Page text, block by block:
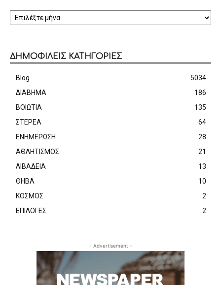
ΑΡΧΕΙΟ
ΔΗΜΟΦΙΛΕΙΣ ΚΑΤΗΓΟΡΙΕΣ
Blog
5034
ΔΙΑΒΗΜΑ
186
ΒΟΙΩΤΙΑ
135
ΣΤΕΡΕΑ
64
ΕΝΗΜΕΡΩΣΗ
28
ΑΘΛΗΤΙΣΜΟΣ
21
ΛΙΒΑΔΕΙΑ
13
ΘΗΒΑ
10
ΚΟΣΜΟΣ
2
ΕΠΙΛΟΓΕΣ
2
- Advertisement -